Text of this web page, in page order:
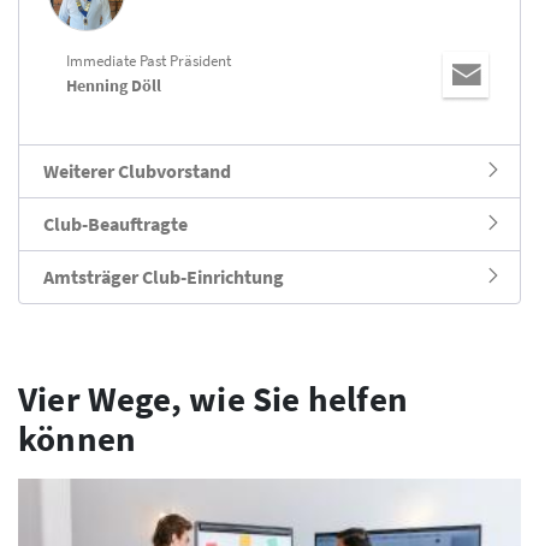
Immediate Past Präsident
Henning Döll
Weiterer Clubvorstand
Club-Beauftragte
Amtsträger Club-Einrichtung
Vier Wege, wie Sie helfen
können